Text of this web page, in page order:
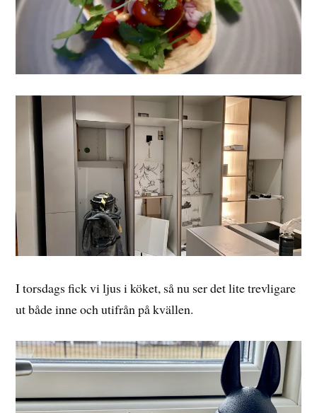
I torsdags fick vi ljus i köket, så nu ser det lite trevligare
ut både inne och utifrån på kvällen.